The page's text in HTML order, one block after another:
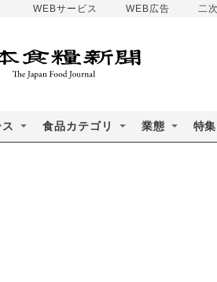
WEBサービス WEB広告 二
食品カテゴリ 業態 特集